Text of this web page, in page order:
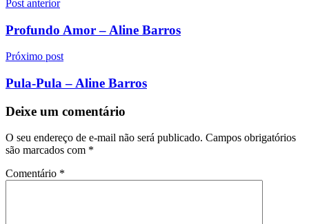
Navegação
de
Post anterior
Profundo Amor – Aline Barros
Próximo post
Pula-Pula – Aline Barros
Deixe um comentário
O seu endereço de e-mail não será publicado. Campos obrigatórios
são marcados com *
Comentário *